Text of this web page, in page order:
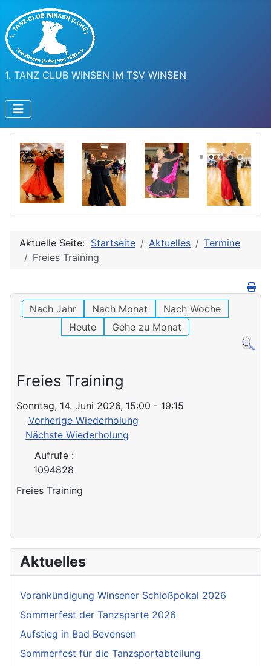
1. TANZ CLUB WINSEN IM TSV WINSEN
Aktuelle Seite: Startseite Aktuelles
Termine
Freies Training
Nach Jahr Nach Monat
Nach Woche
Heute
Gehe zu Monat
Freies Training
Sonntag, 14. Juni 2026, 15:00 - 19:15
Vorherige Wiederholung
Nächste Wiederholung
Aufrufe:
1094828
Freies Training
Aktuelles
Vorankündigung Winsener Schloßpokal 2026
Sommerfest der Tanzsparte 2026
Aufstieg in Bad Bevensen
Sommerfest für die Tanzsportabteilung